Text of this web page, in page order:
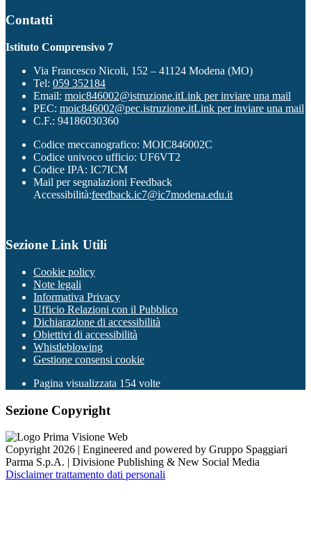
Contatti
Istituto Comprensivo 7
Via Francesco Nicoli, 152 – 41124 Modena (MO)
Tel: 059 352184
Email: moic846002@istruzione.itLink per inviare una mail
PEC: moic846002@pec.istruzione.itLink per inviare una mail
C.F.: 94186030360
Codice meccanografico: MOIC846002C
Codice univoco ufficio: UF6VT2
Codice IPA: IC7ICM
Mail per segnalazioni Feedback
Accessibilità:feedback.ic7@ic7modena.edu.it
Sezione Link Utili
Cookie policy
Note legali
Informativa Privacy
Ufficio Relazioni con il Pubblico
Dichiarazione di accessibilità
Obiettivi di accessibilità
Whistleblowing
Gestione consensi cookie
Pagina visualizzata 154 volte
Sezione Copyright
Copyright 2026 | Engineered and powered by Gruppo Spaggiari
Parma S.p.A. | Divisione Publishing & New Social Media
Disclaimer trattamento dati personali